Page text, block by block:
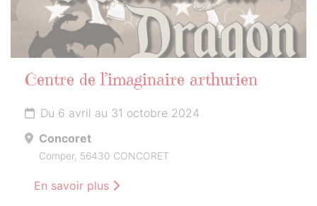
Centre de l’imaginaire arthurien
Du 6 avril au 31 octobre 2024
Concoret
Comper, 56430 CONCORET
En savoir plus